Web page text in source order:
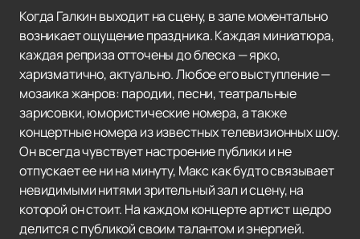
Когда Галкин выходит на сцену, в зале моментально
возникает ощущение праздника. Каждая миниатюра,
каждая реприза отточены до блеска — ярко,
харизматично, актуально. Любое его выступление —
мозаика жанров: пародии, песни, театральные
зарисовки, юмористические номера, а также
концертные номера из известных телевизионных шоу.
Он всегда чувствует настроение публики и не
отпускает ее ни на минуту, Макс как будто связывает
невидимыми нитями зрительный зал и сцену, на
которой он стоит. На каждом концерте артист щедро
делится с публикой своим талантом и энергией.